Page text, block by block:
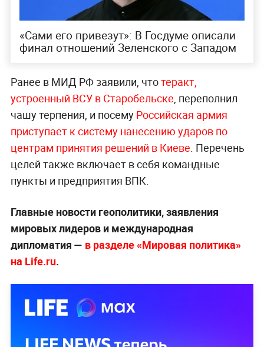
«Сами его привезут»: В Госдуме описали
финал отношений Зеленского с Западом
Ранее в МИД РФ заявили, чтотеракт,
устроенный ВСУ в Старобельске , переполнил
чашу терпения, и посему Российская армия
приступает к систему нанесению ударов по
центрам принятия решений в Киеве . Перечень
целей также включает в себя командные
пункты и предприятия ВПК.
Главные новости геополитики, заявления
мировых лидеров и международная
дипломатия — в разделе «Мировая политика»
на Life.ru.